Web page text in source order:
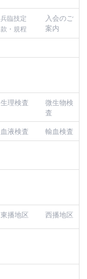
兵臨技定
款・規程
入会のご
案内
生理検査
微生物検
査
血液検査
輸血検査
東播地区 西播地区